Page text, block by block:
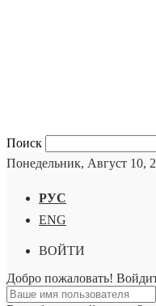
Поиск
Понедельник, Август 10,
РУС
ENG
ВОЙТИ
Добро пожаловать!